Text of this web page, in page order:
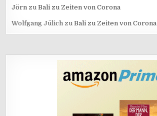
Jörn zuBali zu Zeiten von Corona
Wolfgang Jülich zuBali zu Zeiten von Corona